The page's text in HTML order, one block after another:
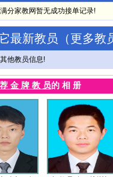
分家教网暂无成功接单记录!
最新教员（更多教
他教员信息!
金 牌 教 员的 相 册